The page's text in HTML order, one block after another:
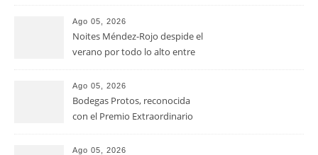
que en 2025
Ago 05, 2026
Noites Méndez-Rojo despide el
verano por todo lo alto entre
Ago 05, 2026
Bodegas Protos, reconocida
con el Premio Extraordinario
casi un siglo de excelencia
Ago 05, 2026